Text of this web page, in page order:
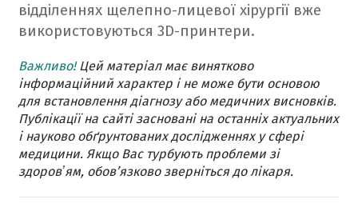
відділеннях щелепно-лицевої хірургії вже
використовуються 3D-принтери.
Важливо!Цей матеріал має винятково
інформаційний характер і не може бути основою
для встановлення діагнозу або медичних висновків.
Публікації на сайті засновані на останніх актуальних
і науково обґрунтованих дослідженнях у сфері
медицини. Якщо Вас турбують проблеми зі
здоровʼям, обов’язково зверніться до лікаря.